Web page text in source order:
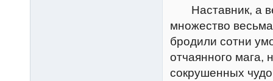
Наставник, а
множество
бродили сотни
отчаянного мага,
сокрушенных